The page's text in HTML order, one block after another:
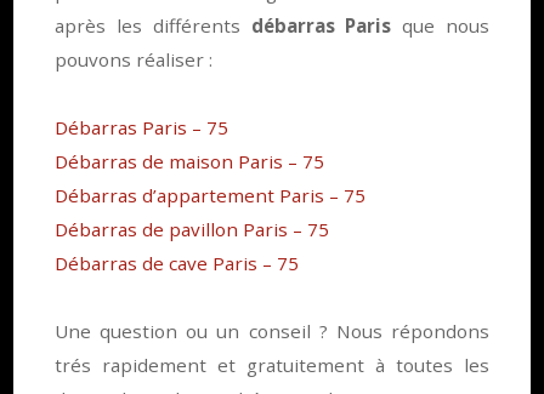
après les différents débarras Paris que nous
pouvons réaliser :
Débarras Paris – 75
Débarras de maison Paris – 75
Débarras d’appartement Paris – 75
Débarras de pavillon Paris – 75
Débarras de cave Paris – 75
Une question ou un conseil ? Nous répondons
trés rapidement et gratuitement à toutes les